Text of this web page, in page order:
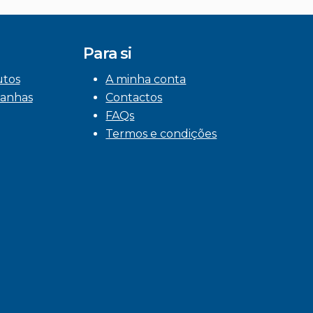
Para si
A minha conta
Contactos
FAQs
Termos e condições